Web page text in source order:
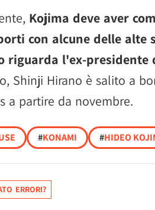
Kojima deve aver
con alcune delle alte
riguarda l'ex-presidente
Shinji Hirano è salito a
a partire da novembre.
#KONAMI #HIDEO
ERRORI?